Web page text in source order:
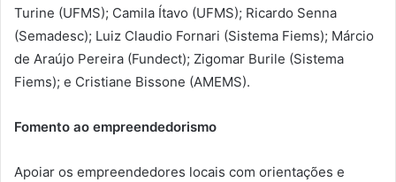
Turine (UFMS); Camila Ítavo (UFMS); Ricardo Senna
(Semadesc); Luiz Claudio Fornari (Sistema Fiems); Márcio
de Araújo Pereira (Fundect); Zigomar Burile (Sistema
Fiems); e Cristiane Bissone (AMEMS).
Fomento ao empreendedorismo
Apoiar os empreendedores locais com orientações e